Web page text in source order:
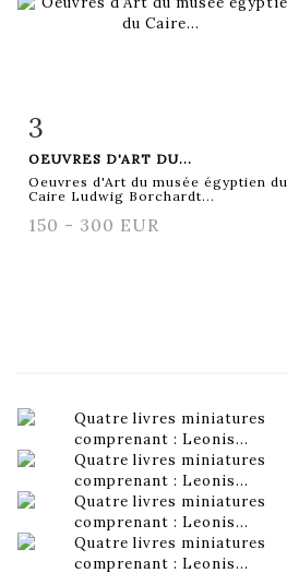
Fiche détaillée
3
OEUVRES D'ART DU...
Oeuvres d'Art du musée égyptien du
Caire Ludwig Borchardt...
150 - 300 EUR